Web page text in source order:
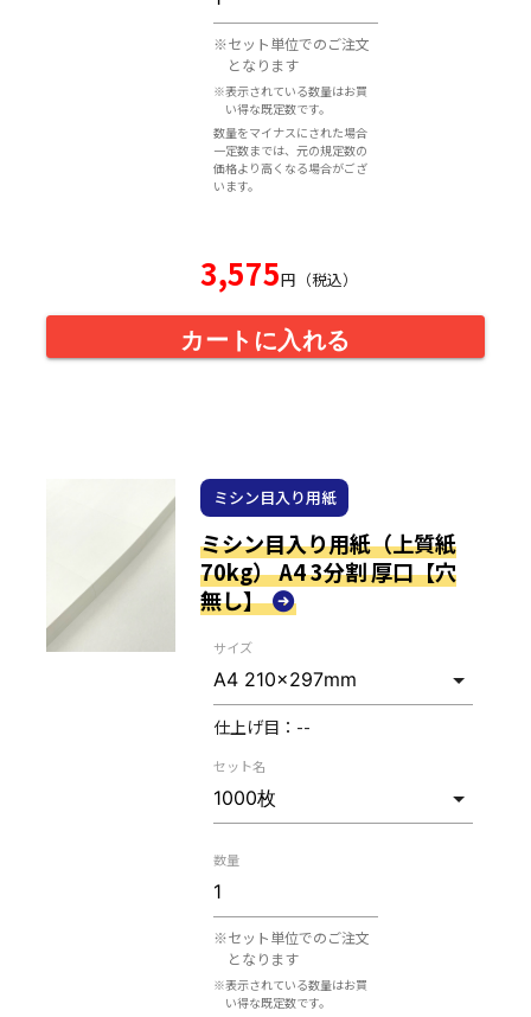
※セット単位でのご注文
となります
※表示されている数量はお買
い得な既定数です。
数量をマイナスにされた場合
一定数までは、元の規定数の
価格より高くなる場合がござ
います。
3,575円（税込）
カートに入れる
ミシン目入り用紙
ミシン目入り用紙（上質紙
70kg） A4 3分割 厚口【穴
無し】
サイズ
仕上げ目： --
セット名
数量
※セット単位でのご注文
となります
※表示されている数量はお買
い得な既定数です。